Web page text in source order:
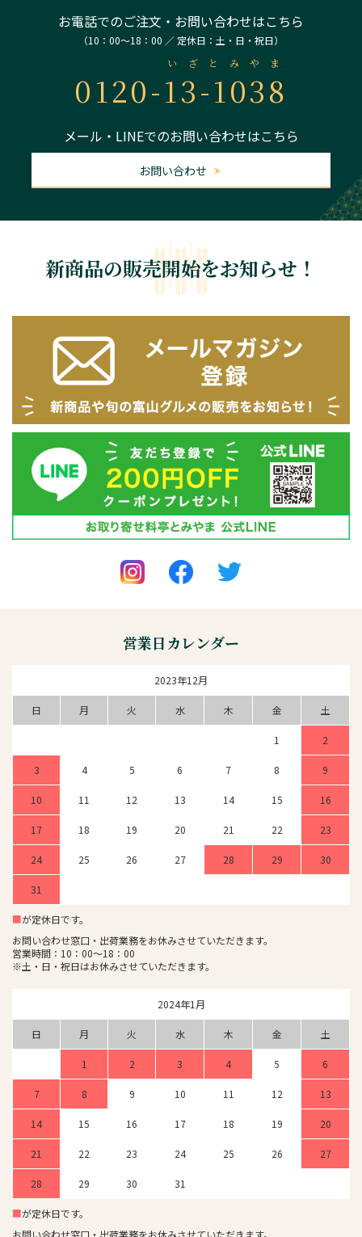
お電話でのご注文・お問い合わせはこちら
（10：00～18：00 ／ 定休日：土・日・祝日）
0120-13-1038
いざとみやま
メール・LINEでのお問い合わせはこちら
お問い合わせ
新商品の販売開始をお知らせ！
営業日カレンダー
2023年12月
日 月 火 水 木 金 土
1 2
3 4 5 6 7 8 9
10 11 12 13 14 15 16
17 18 19 20 21 22 23
24 25 26 27 28 29 30
31
■が定休日です。
お問い合わせ窓口・出荷業務をお休みさせていただきます。
営業時間：10：00～18：00
※土・日・祝日はお休みさせていただきます。
2024年1月
日 月 火 水 木 金 土
1 2 3 4 5 6
7 8 9 10 11 12 13
14 15 16 17 18 19 20
21 22 23 24 25 26 27
28 29 30 31
■が定休日です。
お問い合わせ窓口・出荷業務をお休みさせていただきます。